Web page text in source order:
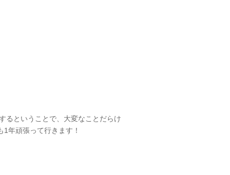
るということで、大変なことだらけ
年頑張って行きます！